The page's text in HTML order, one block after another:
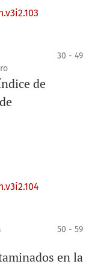
30 - 49
de
50 - 59
en la